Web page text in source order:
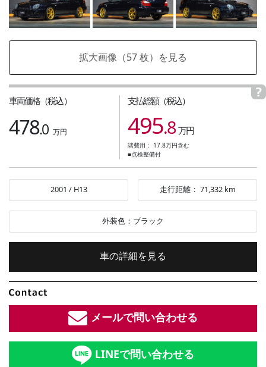
拡大画像（57枚）を見る
車両価格（税込）
478.0 万円
支払総額（税込）
495.8万円
諸費用： 17.8万円含む
■点検整備付
2001 / H13 走行距離： 71,332km
外装色： ブラック
車の詳細を見る
車検： 2年付
修復歴：なし
メールで問い合わせる
LINEで問い合わせる